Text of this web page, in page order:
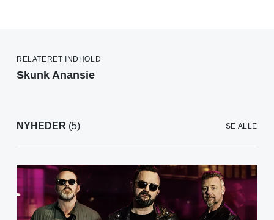
RELATERET INDHOLD
Skunk Anansie
NYHEDER (5) SE ALLE